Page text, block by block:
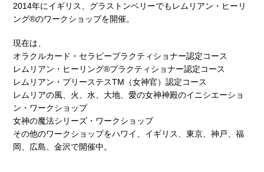
2014年にイギリス、グラストンベリーでもレムリアン・ヒーリ
ング®のワークショップを開催。
現在は、
オラクルカード・セラピープラクティショナー認定コース
レムリアン・ヒーリング®プラクティショナー認定コース
レムリアン・プリーステスTM（女神官）認定コース
レムリアの風、火、水、大地、愛の女神神殿のイニシエーショ
ン・ワークショップ
女神の魔法シリーズ・ワークショップ
その他のワークショップをハワイ、イギリス、東京、神戸、福
岡、広島、金沢で開催中。